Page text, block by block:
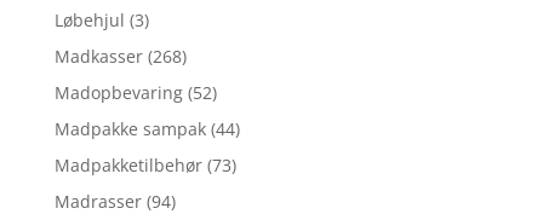
Løbehjul (3)
Madkasser (268)
Madopbevaring (52)
Madpakke sampak (44)
Madpakketilbehør (73)
Madrasser (94)